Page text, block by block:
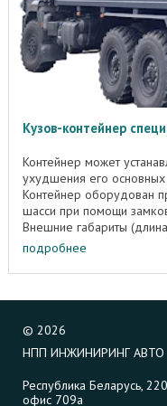
Кузов-контейнер
Контейнер может
ухудшения его основных
Контейнер оборудован
шасси при помощи
Внешние габариты
подробнее
© 2026
НПП ИНЖИНИРИНГ АВТО
Республика Беларусь,
офис 709а